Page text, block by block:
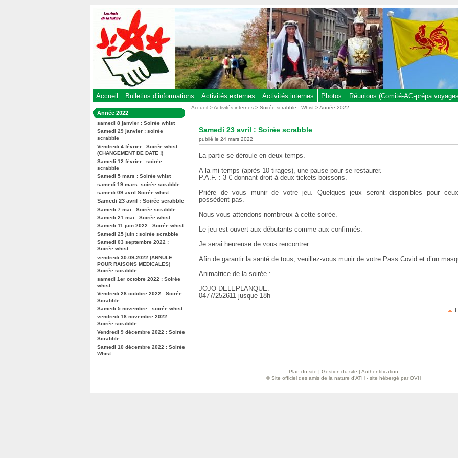
Accueil Bulletins d’informations Activités externes Activités internes Photos Réunions (Comité-AG-prépa
Dans
la
rubrique
:
Année 2022
samedi 8 janvier : Soirée whist
Samedi 29 janvier : soirée
scrabble
Vendredi 4 février : Soirée whist
(CHANGEMENT DE DATE !)
Samedi 12 février : soirée
scrabble
Samedi 5 mars : Soirée whist
samedi 19 mars :soirée scrabble
samedi 09 avril Soirée whist
Samedi 23 avril : Soirée scrabble
Samedi 7 mai : Soirée scrabble
Samedi 21 mai : Soirée whist
Samedi 11 juin 2022 : Soirée whist
Samedi 25 juin : soirée scrabble
Samedi 03 septembre 2022 :
Soirée whist
vendredi 30-09-2022 (ANNULE
POUR RAISONS MEDICALES)
Soirée scrabble
samedi 1er octobre 2022 : Soirée
whist
Vendredi 28 octobre 2022 : Soirée
Scrabble
Samedi 5 novembre : soirée whist
vendredi 18 novembre 2022 :
Soirée scrabble
Vendredi 9 décembre 2022 : Soirée
Scrabble
Samedi 10 décembre 2022 : Soirée
Whist
Vous
Accueil >Activités internes >Soirée scrabble - Whist >Année 2022
Samedi 23 avril : Soirée scrabble
publié le 24 mars 2022
La partie se déroule en deux temps.
A la mi-temps (après 10 tirages), une pause pour se restaurer.
P.A.F. : 3 € donnant droit à deux tickets boissons.
Prière de vous munir de votre jeu. Quelques jeux seront disponibles pour
possèdent pas.
Nous vous attendons nombreux à cette soirée.
Le jeu est ouvert aux débutants comme aux confirmés.
Je serai heureuse de vous rencontrer.
Afin de garantir la santé de tous, veuillez-vous munir de votre Pass Covid et d’un
Animatrice de la soirée :
JOJO DELEPLANQUE.
0477/252611 jusque 18h
Plan du site | Gestion du site | Authentification
© Site officiel des amis de la nature d’ATH - site hébergé par OVH